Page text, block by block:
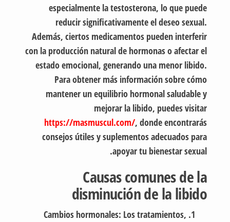
especialmente la testosterona, lo que puede
reducir significativamente el deseo sexual.
Además, ciertos medicamentos pueden interferir
con la producción natural de hormonas o afectar el
estado emocional, generando una menor libido.
Para obtener más información sobre cómo
mantener un equilibrio hormonal saludable y
mejorar la libido, puedes visitar
https://masmuscul.com/, donde encontrarás
consejos útiles y suplementos adecuados para
apoyar tu bienestar sexual.
Causas comunes de la
disminución de la libido
Cambios hormonales:Los tratamientos,